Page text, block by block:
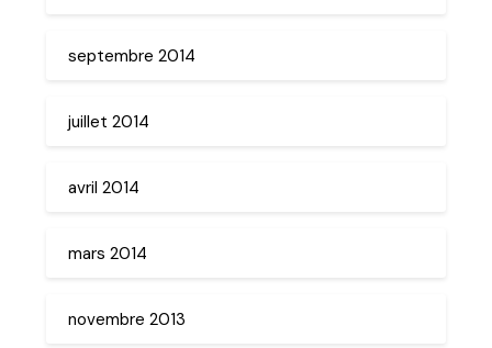
septembre 2014
juillet 2014
avril 2014
mars 2014
novembre 2013